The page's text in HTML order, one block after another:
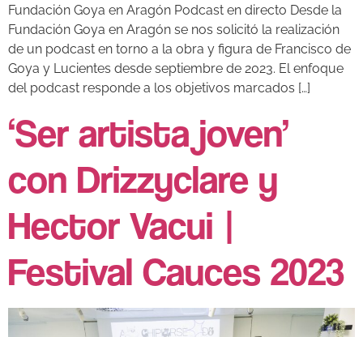
Fundación Goya en Aragón Podcast en directo Desde la
Fundación Goya en Aragón se nos solicitó la realización
de un podcast en torno a la obra y figura de Francisco de
Goya y Lucientes desde septiembre de 2023. El enfoque
del podcast responde a los objetivos marcados […]
‘Ser artista joven’
con Drizzyclare y
Hector Vacui |
Festival Cauces 2023